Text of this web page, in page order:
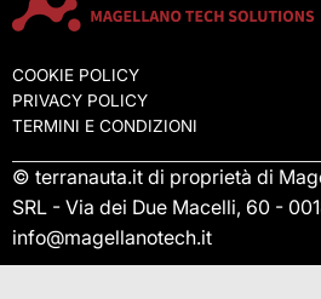
COOKIE POLICY
PRIVACY POLICY
TERMINI E CONDIZIONI
© terranauta.it di proprietà di
SRL - Via dei Due Macelli, 60 -
info@magellanotech.it